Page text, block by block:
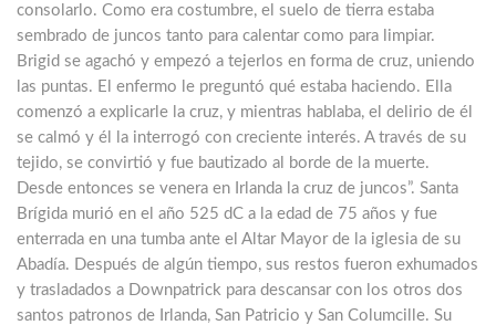
consolarlo. Como era costumbre, el suelo de tierra estaba
sembrado de juncos tanto para calentar como para limpiar.
Brigid se agachó y empezó a tejerlos en forma de cruz, uniendo
las puntas. El enfermo le preguntó qué estaba haciendo. Ella
comenzó a explicarle la cruz, y mientras hablaba, el delirio de él
se calmó y él la interrogó con creciente interés. A través de su
tejido, se convirtió y fue bautizado al borde de la muerte.
Desde entonces se venera en Irlanda la cruz de juncos”. Santa
Brígida murió en el año 525 dC a la edad de 75 años y fue
enterrada en una tumba ante el Altar Mayor de la iglesia de su
Abadía. Después de algún tiempo, sus restos fueron exhumados
y trasladados a Downpatrick para descansar con los otros dos
santos patronos de Irlanda, San Patricio y San Columcille. Su